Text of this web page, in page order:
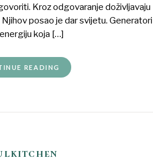
Kroz odgovaranje doživljavaju
posao je dar svijetu. Generatori
koja […]
READING